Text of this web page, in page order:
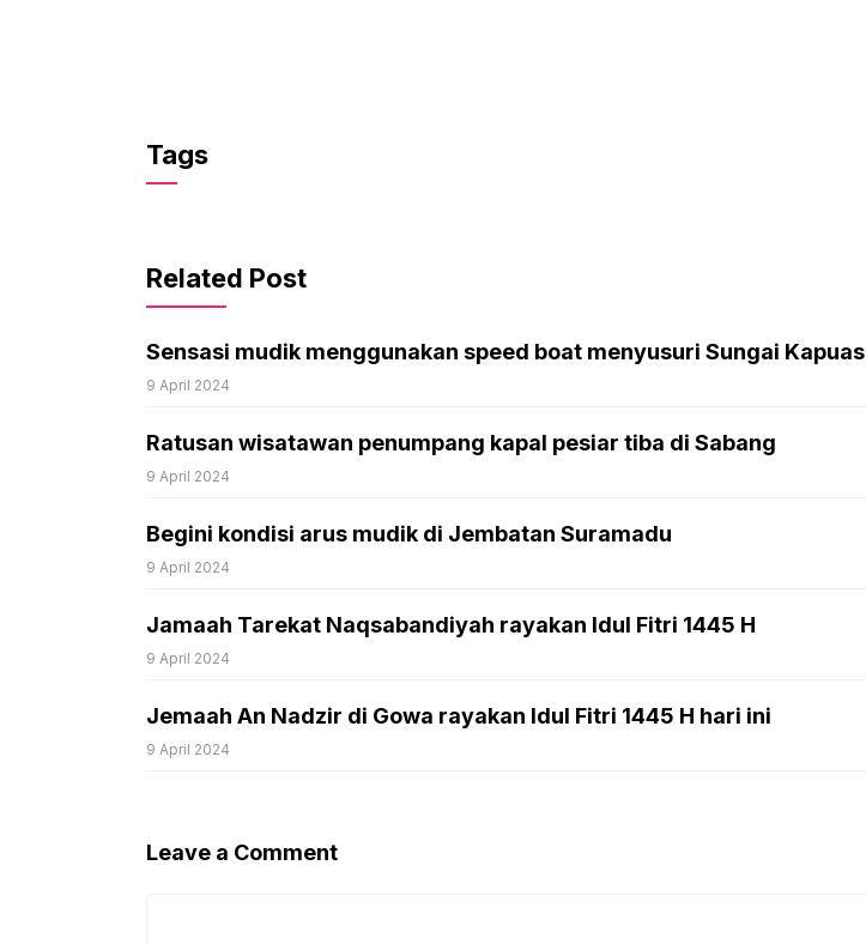
Tags
Related Post
Sensasi mudik menggunakan speed boat menyusuri Sungai Kapuas
9 April 2024
Ratusan wisatawan penumpang kapal pesiar tiba di Sabang
9 April 2024
Begini kondisi arus mudik di Jembatan Suramadu
9 April 2024
Jamaah Tarekat Naqsabandiyah rayakan Idul Fitri 1445 H
9 April 2024
Jemaah An Nadzir di Gowa rayakan Idul Fitri 1445 H hari ini
9 April 2024
Leave a Comment